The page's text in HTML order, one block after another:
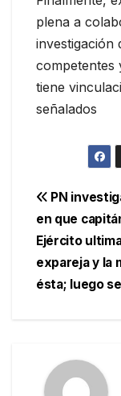
plena a
investigación
competentes
tiene
señalados
de
PN
en que
Ejército
expareja y la
ésta; luego